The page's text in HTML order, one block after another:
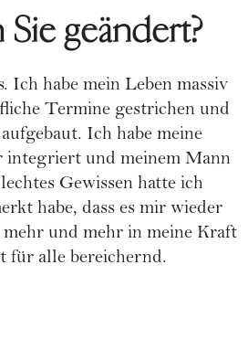
Sie geändert?
Ich habe mein Leben massiv
Termine gestrichen und
Ich habe meine
und meinem Mann
Gewissen hatte ich
habe, dass es mir wieder
mehr und mehr in meine Kraft
für alle bereichernd.